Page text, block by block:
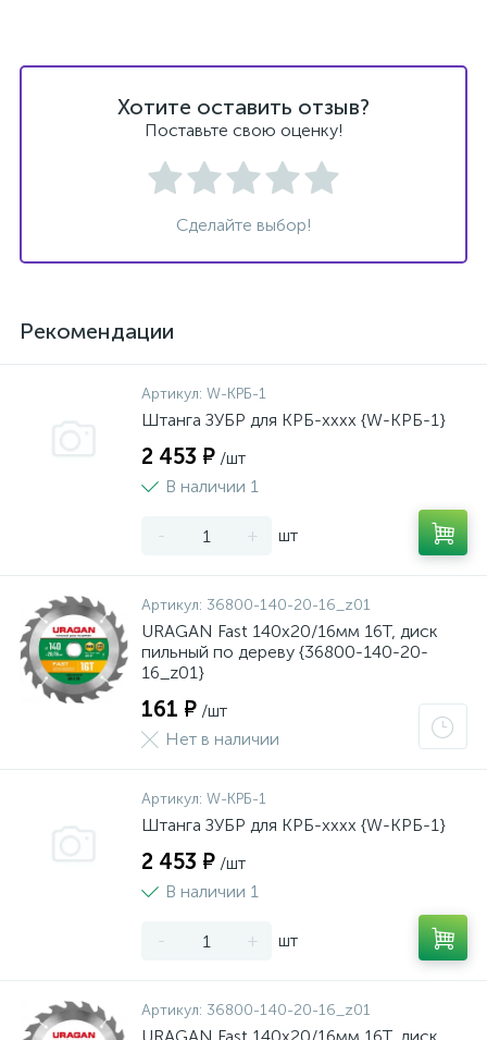
Хотите оставить отзыв?
Поставьте свою оценку!
Сделайте выбор!
Рекомендации
Артикул: W-КРБ-1
Штанга ЗУБР для КРБ-хххх {W-КРБ-1}
2 453 ₽ /шт
В наличии 1
- + шт
Артикул: 36800-140-20-16_z01
URAGAN Fast 140x20/16мм 16Т, диск
пильный по дереву {36800-140-20-
16_z01}
161 ₽ /шт
Нет в наличии
Артикул: W-КРБ-1
Штанга ЗУБР для КРБ-хххх {W-КРБ-1}
2 453 ₽ /шт
В наличии 1
- + шт
Артикул: 36800-140-20-16_z01